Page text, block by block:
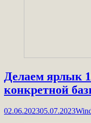
Делаем ярлык
конкретной
02.06.202305.07.2023